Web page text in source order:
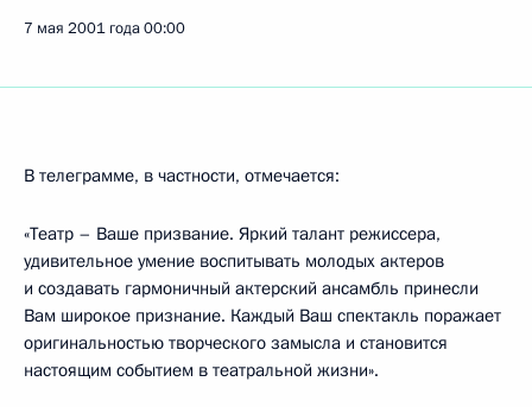
7 мая 2001 года00:00
В телеграмме, в частности, отмечается:
«Театр – Ваше призвание. Яркий талант режиссера,
удивительное умение воспитывать молодых актеров
и создавать гармоничный актерский ансамбль принесли
Вам широкое признание. Каждый Ваш спектакль поражает
оригинальностью творческого замысла и становится
настоящим событием в театральной жизни».